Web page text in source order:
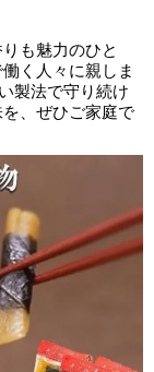
も魅力のひと
く人々に親しま
製法で守り続け
、ぜひご家庭で